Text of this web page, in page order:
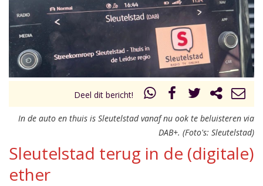
Deel dit bericht!
In de auto en thuis is Sleutelstad vanaf nu ook te beluisteren via
DAB+. (Foto's: Sleutelstad)
Sleutelstad terug in de (digitale)
ether